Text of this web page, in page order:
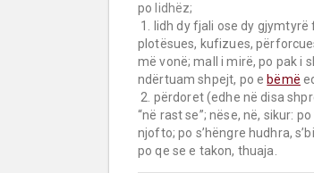
po lidhëz;
1. lidh dy fjali ose dy gjymtyrë
plotësues, kufizues,
më vonë; mall i mirë, po pak i
ndërtuam shpejt, po e bëmë
2. përdoret (edhe në disa
“në rast se”; nëse, në, sikur:
njofto; po s’hëngre hudhra,
po qe se e takon, thuaja.